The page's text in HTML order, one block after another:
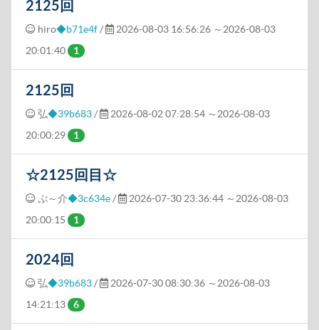
2125回
hiro◆b71e4f / 2026-08-03 16:56:26 ～2026-08-03
20:01:40
1
2125回
弘◆39b683 / 2026-08-02 07:28:54 ～2026-08-03
20:00:29
1
☆2125回目☆
ぷ～介◆3c634e / 2026-07-30 23:36:44 ～2026-08-03
20:00:15
1
2024回
弘◆39b683 / 2026-07-30 08:30:36 ～2026-08-03
14:21:13
6